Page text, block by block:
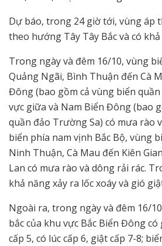
Dự báo, trong 24 giờ tới, vùng áp
theo hướng Tây Tây Bắc và có
Trong ngày và đêm 16/10, vùng
Quảng Ngãi, Bình Thuận đến Cà
Đông (bao gồm cả vùng biển
vực giữa và Nam Biển Đông (bao
quần đảo Trường Sa) có mưa rào
biển phía nam vịnh Bắc Bộ, vùng
Ninh Thuận, Cà Mau đến Kiên
Lan có mưa rào và dông rải rác.
khả năng xảy ra lốc xoáy và gió
Ngoài ra, trong ngày và đêm 16/
bắc của khu vực Bắc Biển Đông
cấp 5, có lúc cấp 6, giật cấp 7-8;